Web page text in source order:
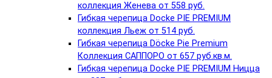
коллекция Женева от 558 руб.
Гибкая черепица Docke PIE PREMIUM
коллекция Льеж от 514 руб.
Гибкая черепица Döcke Pie Premium
Коллекция САППОРО от 657 руб.кв.м.
Гибкая черепица Docke PIE PREMIUM Ницца